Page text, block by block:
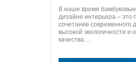
В наше время
дизайне интерьера – это
сочетание современного
высокой экологичности и
качества....